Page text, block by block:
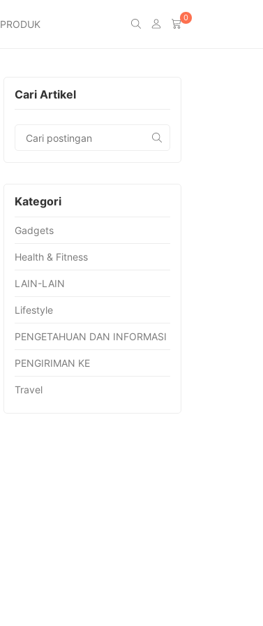
PRODUK
0
Cari Artikel
Kategori
Gadgets
Health & Fitness
LAIN-LAIN
Lifestyle
PENGETAHUAN DAN INFORMASI
PENGIRIMAN KE
Travel